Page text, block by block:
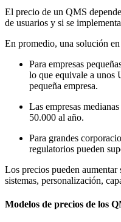
El precio de un QMS
de usuarios y si se
En promedio, una solución
Para empresas
lo que equivale a unos
pequeña empresa.
Las empresas
50.000 al año.
Para grandes
regulatorios pueden
Los precios pueden
sistemas, personalización,
Modelos de precios de los